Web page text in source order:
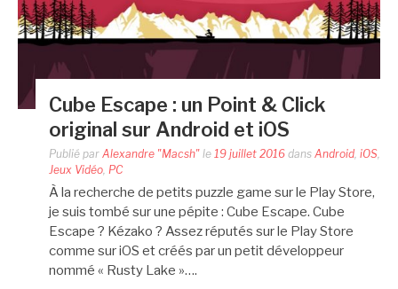
Cube Escape : un Point & Click
original sur Android et iOS
Publié par Alexandre "Macsh" le 19 juillet 2016 dans Android, iOS,
Jeux Vidéo, PC
À la recherche de petits puzzle game sur le Play Store,
je suis tombé sur une pépite : Cube Escape. Cube
Escape ? Kézako ? Assez réputés sur le Play Store
comme sur iOS et créés par un petit développeur
nommé « Rusty Lake »….